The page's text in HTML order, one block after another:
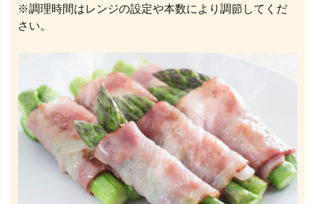
※調理時間はレンジの設定や本数により調節してくだ
さい。